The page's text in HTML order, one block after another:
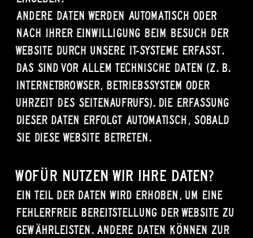
Andere Daten werden automatisch oder
nach Ihrer Einwilligung beim Besuch der
Website durch unsere IT-Systeme erfasst.
Das sind vor allem technische Daten (z. B.
Internetbrowser, Betriebssystem oder
Uhrzeit des Seitenaufrufs). Die Erfassung
dieser Daten erfolgt automatisch, sobald
Sie diese Website betreten.
Wofür nutzen wir Ihre Daten?
Ein Teil der Daten wird erhoben, um eine
fehlerfreie Bereitstellung der Website zu
gewährleisten. Andere Daten können zur